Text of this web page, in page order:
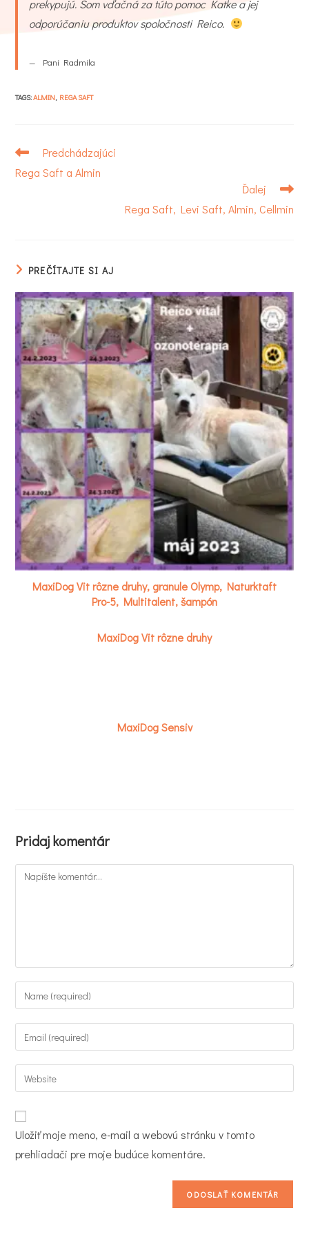
prekypujú. Som vďačná za túto pomoc Katke a jej
odporúčaniu produktov spoločnosti Reico.
Pani Radmila
TAGS:ALMIN, REGA SAFT
Read
articles
Predchádzajúci
Rega Saft a Almin
Ďalej
Rega Saft, Levi Saft, Almin, Cellmin
PREČÍTAJTE SI AJ
MaxiDog Vit rôzne druhy, granule Olymp, Naturktaft
Pro-5, Multitalent, šampón
MaxiDog Vit rôzne druhy
MaxiDog Sensiv
Pridaj komentár
Komentár
Enter
your
name
comment
Enter
your
email
address
Enter
your
URL
(optional)
Uložiť moje meno, e-mail a webovú stránku v tomto
prehliadači pre moje budúce komentáre.